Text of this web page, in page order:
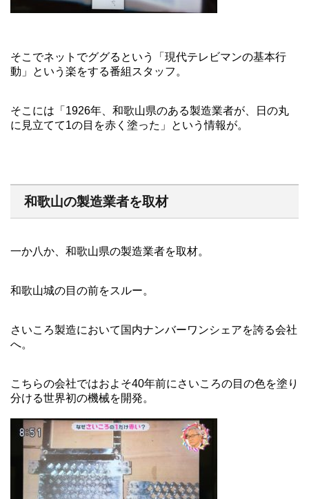
そこでネットでググるという「現代テレビマンの基本行
動」という楽をする番組スタッフ。
そこには「1926年、和歌山県のある製造業者が、日の丸
に見立てて1の目を赤く塗った」という情報が。
和歌山の製造業者を取材
一か八か、和歌山県の製造業者を取材。
和歌山城の目の前をスルー。
さいころ製造において国内ナンバーワンシェアを誇る会社
へ。
こちらの会社ではおよそ40年前にさいころの目の色を塗り
分ける世界初の機械を開発。